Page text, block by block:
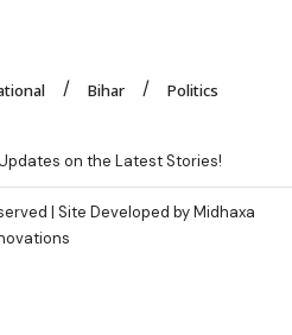
Bihar
Politics
on the Latest Stories!
| Site Developed by Midhaxa